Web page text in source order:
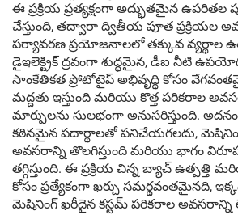
ఈ ప్రక్రియ ప్రత్యక్షంగా అద్భుతమైన ఉపరితల
చేస్తుంది, తద్వారా ద్వితీయ పూత ప్రక్రియల
పర్యావరణ ప్రయోజనాలలో తక్కువ వ్యర్థాల
డైఇలెక్ట్రిక్ ద్రవంగా శుద్ధమైన, డీఐ నీటి
సాంకేతికత ప్రోటోటైప్ అభివృద్ధి కోసం
మద్దతు ఇస్తుంది మరియు కొత్త పరికరాల
మార్పులను సులభంగా అనుసరిస్తుంది.
కఠినమైన పదార్థాలతో పనిచేయగలదు,
అవసరాన్ని తొలగిస్తుంది మరియు భాగం
తగ్గిస్తుంది. ఈ ప్రక్రియ చిన్న బ్యాచ్ ఉత్పత్తి
కోసం ప్రత్యేకంగా ఖర్చు సమర్థవంతమైనది,
మెషినింగ్ ఖరీదైన కస్టమ్ పరికరాల